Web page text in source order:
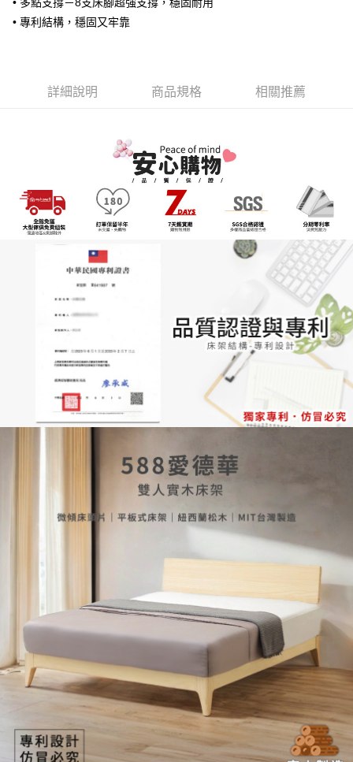
帳／街口支付／iPASS MONEY」等通路繳費。
2.基於同意付款使用「大哥付你分期」之契約關係目的，商店將以您的個人
２．訂單成立數日內，您將收到繳費通知簡訊。
３．收到繳費通知簡訊後14天內，點擊此簡訊中的連結，可透過四大超商／
後付繳納相關費用。
※ 交易是否成功請以「AFTEE先享後付 」之結帳頁面顯示為準，若有關於
１．透過由恩沛科技股份有限公司提供之「AFTEE先享後付」服務完成之交
易，需依本服務之必要範圍內提供個人資料，並將交易相關給付款項請求債
權轉讓予恩沛科技股份有限公司。
２．關於個人資料處理事宜，請瀏覽以下網址：
https://aftee.tw/terms/#terms3
３．未成年的使用者請事先徵得法定代理人或監護人之同意方可使用
「AFTEE先享後付」，若未經同意申辦者引起之損失，本公司不負相關責
４．使用「AFTEE先享後付」時，將依據個別帳號之用戶狀況，依本公司即
時審查核予不同之上限額度；若仍有額度不足之情形，本公司將視審查結果
請求用戶進行身份認證。
５．嚴禁一人註冊多個帳號或使用他人資訊註冊。若發現惡意使用之情形，
恩沛科技股份有限公司將有權停止該用戶之使用額度並採取法律行動。
➤大型傢俱『免費組裝』：1.車趟為週二、週四 2.可指定日期，無
• 專利結構，穩固又牢靠
詳細說明 商品規格 相關推薦